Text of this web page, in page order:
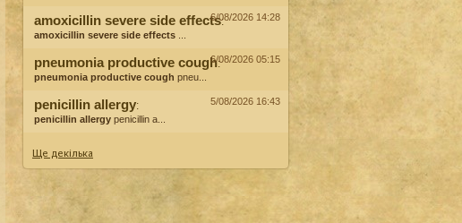
amoxicillin severe side effects:
amoxicillin severe side effects
6/08/2026 14:28
pneumonia productive cough:
pneumonia productive cough pneu...
6/08/2026 05:15
penicillin allergy:
penicillin allergy penicillin a...
5/08/2026 16:43
Ще декілька